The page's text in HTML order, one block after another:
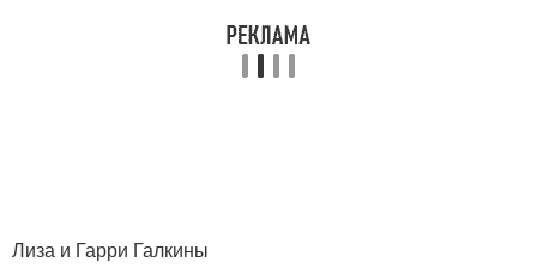
Лиза и Гарри Галкины